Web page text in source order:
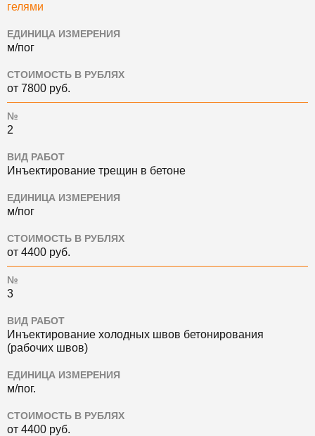
гелями
ЕДИНИЦА ИЗМЕРЕНИЯ
м/пог
СТОИМОСТЬ В РУБЛЯХ
от 7800 руб.
№
2
ВИД РАБОТ
Инъектирование трещин в бетоне
ЕДИНИЦА ИЗМЕРЕНИЯ
м/пог
СТОИМОСТЬ В РУБЛЯХ
от 4400 руб.
№
3
ВИД РАБОТ
Инъектирование холодных швов бетонирования
(рабочих швов)
ЕДИНИЦА ИЗМЕРЕНИЯ
м/пог.
СТОИМОСТЬ В РУБЛЯХ
от 4400 руб.